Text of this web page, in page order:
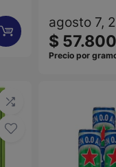
con
0
agosto 7,
$ 57.800
Precio por